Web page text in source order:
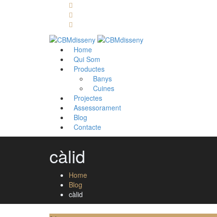
Home
Qui Som
Productes
Banys
Cuines
Projectes
Assessorament
Blog
Contacte
càlid
Home
Blog
càlid